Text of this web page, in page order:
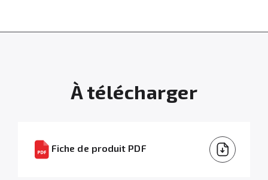
À télécharger
Fiche de produit PDF